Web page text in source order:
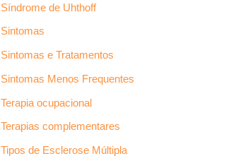
Síndrome de Uhthoff
Sintomas
Sintomas e Tratamentos
Sintomas Menos Frequentes
Terapia ocupacional
Terapias complementares
Tipos de Esclerose Múltipla